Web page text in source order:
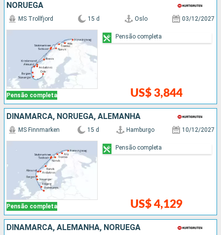
NORUEGA
Pensão completa
MS Trollfjord 15 d Oslo 03/12/2027
US$ 3,844
Pensão completa
DINAMARCA, NORUEGA, ALEMANHA
Pensão completa
MS Finnmarken 15 d Hamburgo 10/12/2027
US$ 4,129
Pensão completa
DINAMARCA, ALEMANHA, NORUEGA